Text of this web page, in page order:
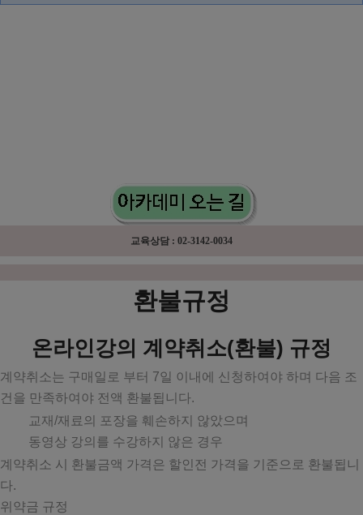
교육상담 : 02-3142-0034
환불규정
온라인강의 계약취소(환불) 규정
계약취소는 구매일로 부터 7일 이내에 신청하여야 하며 다음 조
건을 만족하여야 전액 환불됩니다.
교재/재료의 포장을 훼손하지 않았으며
동영상 강의를 수강하지 않은 경우
계약취소 시 환불금액 가격은 할인전 가격을 기준으로 환불됩니
다.
위약금 규정